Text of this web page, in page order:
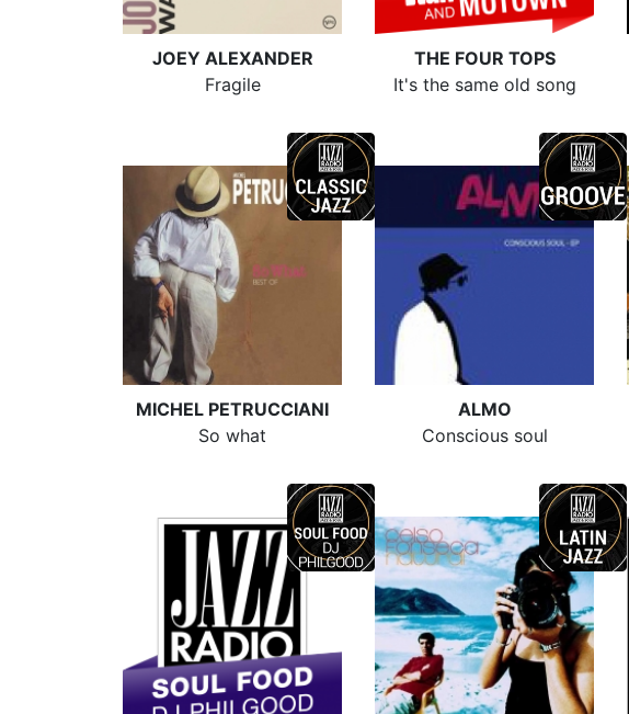
JOEY ALEXANDER
Fragile
THE FOUR TOPS
It's the same old song
MICHEL PETRUCCIANI
So what
ALMO
Conscious soul